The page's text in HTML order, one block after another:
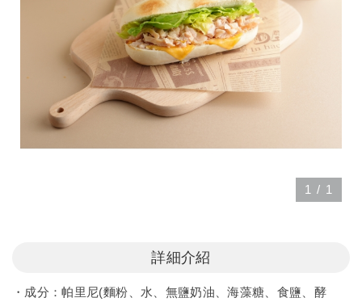
1 / 1
詳細介紹
・成分：帕里尼(麵粉、水、無鹽奶油、海藻糖、食鹽、酵